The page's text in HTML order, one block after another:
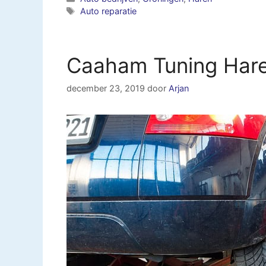
Tags
Auto reparatie
Caaham Tuning
december 23, 2019 door Arjan